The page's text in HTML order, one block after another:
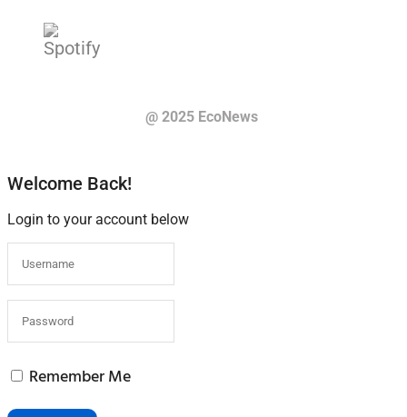
@ 2025 EcoNews
Welcome Back!
Login to your account below
Remember Me